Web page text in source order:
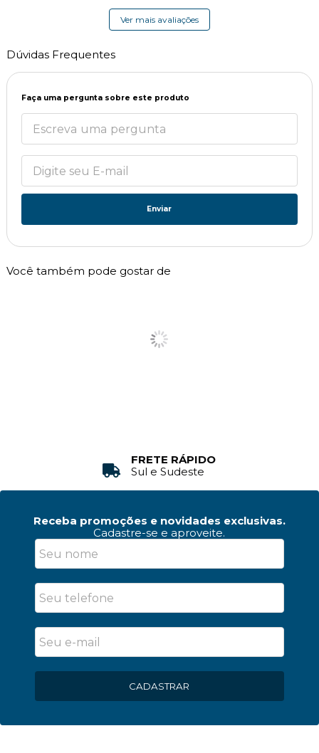
Ver mais avaliações
Dúvidas Frequentes
Faça uma pergunta sobre este produto
Enviar
Você também pode gostar de
FRETE RÁPIDO
Sul e Sudeste
Receba promoções e novidades exclusivas.
Cadastre-se e aproveite.
CADASTRAR